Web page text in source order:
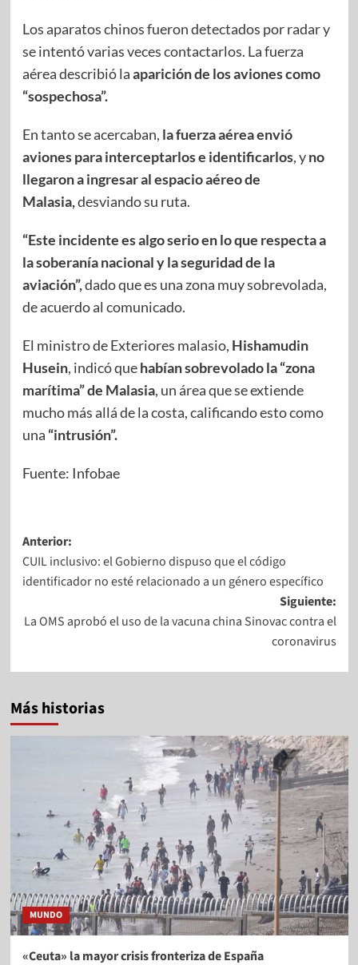
Los aparatos chinos fueron detectados por radar y
se intentó varias veces contactarlos. La fuerza
aérea describió laaparición de los aviones como
“sospechosa”.
En tanto se acercaban, la fuerza aérea envió
aviones para interceptarlos e identificarlos, yno
llegaron a ingresar al espacio aéreo de
Malasia,desviando su ruta.
“Este incidente es algo serio en lo que respecta a
la soberanía nacional y la seguridad de la
aviación”,dado que es una zona muy sobrevolada,
de acuerdo al comunicado.
El ministro de Exteriores malasio, Hishamudin
Husein, indicó quehabían sobrevolado la “zona
marítima” de Malasia, un área que se extiende
mucho más allá de la costa, calificando esto como
una “intrusión”.
Fuente: Infobae
Anterior:
CUIL inclusivo: el Gobierno dispuso que el código
identificador no esté relacionado a un género específico
Siguiente:
La OMS aprobó el uso de la vacuna china Sinovac contra el
coronavirus
Más historias
MUNDO
«Ceuta» la mayor crisis fronteriza de España